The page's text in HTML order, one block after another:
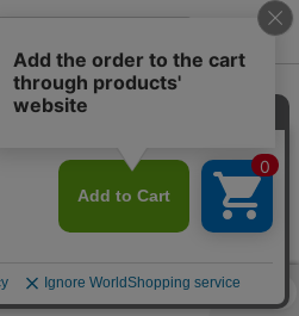
ージの先頭に戻る
モバイル
針
Group, Inc.